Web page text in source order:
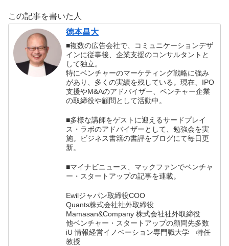
この記事を書いた人
徳本昌大
■複数の広告会社で、コミュニケーションデザ
インに従事後、企業支援のコンサルタントと
して独立。
特にベンチャーのマーケティング戦略に強み
があり、多くの実績を残している。現在、IPO
支援やM&Aのアドバイザー、ベンチャー企業
の取締役や顧問として活動中。
■多様な講師をゲストに迎えるサードプレイ
ス・ラボのアドバイザーとして、勉強会を実
施。ビジネス書籍の書評をブログにて毎日更
新。
■マイナビニュース、マックファンでベンチャ
ー・スタートアップの記事を連載。
Ewilジャパン取締役COO
Quants株式会社社外取締役
Mamasan&Company 株式会社社外取締役
他ベンチャー・スタートアップの顧問先多数
iU 情報経営イノベーション専門職大学 特任
教授